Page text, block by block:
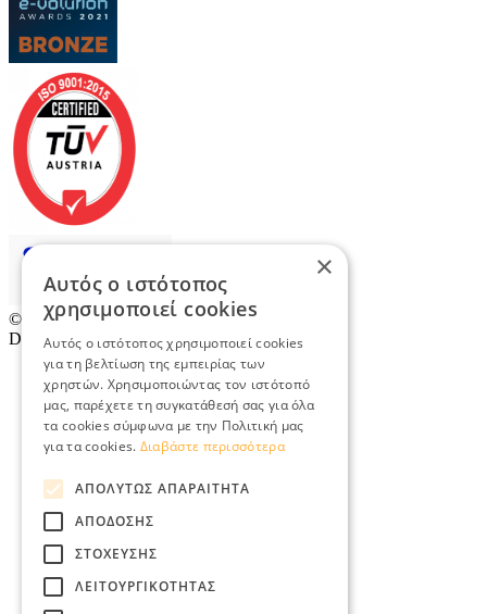
© 2026TradeRetail.gr- All rights reserved
Designed & developed byNETMECHANICS
×
Αυτός ο ιστότοπος
χρησιμοποιεί cookies
Αυτός ο ιστότοπος χρησιμοποιεί cookies
για τη βελτίωση της εμπειρίας των
χρηστών. Χρησιμοποιώντας τον ιστότοπό
μας, παρέχετε τη συγκατάθεσή σας για όλα
τα cookies σύμφωνα με την Πολιτική μας
για τα cookies. Διαβάστε περισσότερα
ΑΠΟΛΎΤΩΣ ΑΠΑΡΑΊΤΗΤΑ
ΑΠΌΔΟΣΗΣ
ΣΤΌΧΕΥΣΗΣ
ΛΕΙΤΟΥΡΓΙΚΌΤΗΤΑΣ